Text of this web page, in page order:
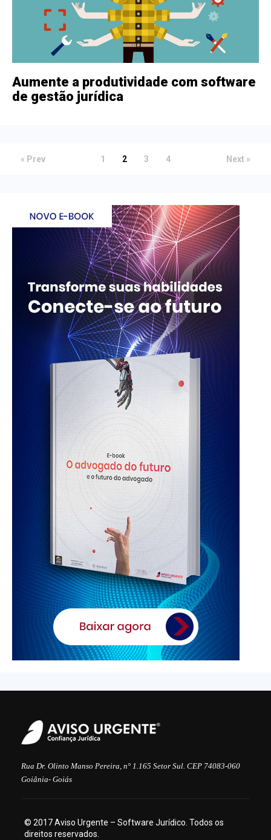
Aumente a produtividade com software
de gestão jurídica
« Prev 1 2 3 4 Next »
Rua Dr. Olinto Manso Pereira, n° 1.165 Setor Sul. CEP 74083-060
Goiânia- Goiás
© 2017 Aviso Urgente – Software Jurídico. Todos os
direitos reservados.